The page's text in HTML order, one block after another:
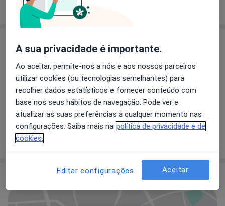
Como mostramos os preços?
Especialistas Verificar meu plano de sáude
Internista
Internista
A sua privacidade é importante.
Ao aceitar, permite-nos a nós e aos nossos parceiros
utilizar cookies (ou tecnologias semelhantes) para
recolher dados estatísticos e fornecer conteúdo com
base nos seus hábitos de navegação. Pode ver e
atualizar as suas preferências a qualquer momento nas
configurações. Saiba mais na política de privacidade e de
cookies.
Editar configurações Aceitar